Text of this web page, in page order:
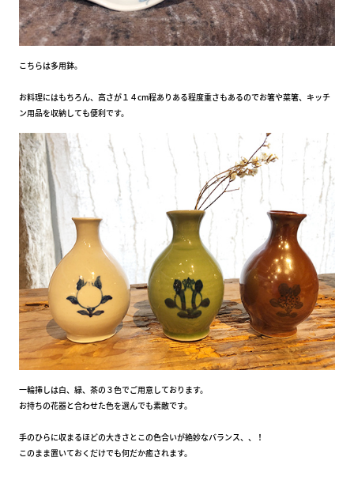
こちらは多用鉢。
お料理にはもちろん、高さが１４cm程ありある程度重さもあるのでお箸や菜箸、キッチ
ン用品を収納しても便利です。
一輪挿しは白、緑、茶の３色でご用意しております。
お持ちの花器と合わせた色を選んでも素敵です。
手のひらに収まるほどの大きさとこの色合いが絶妙なバランス、、！
このまま置いておくだけでも何だか癒されます。